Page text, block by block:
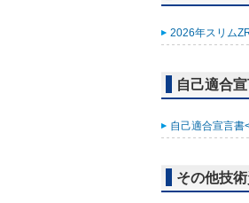
2026年スリム
自己適合
自己適合宣言書
その他技